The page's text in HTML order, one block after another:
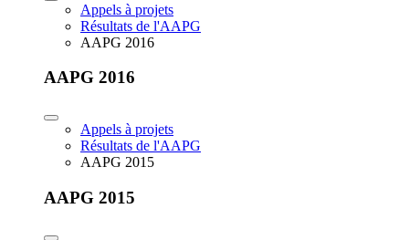
Appels à projets
Résultats de l'AAPG
AAPG 2016
AAPG 2016
Appels à projets
Résultats de l'AAPG
AAPG 2015
AAPG 2015